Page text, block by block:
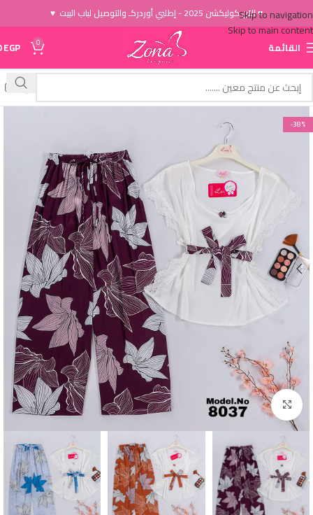
Skip to navigation
Skip to main content
♥ الاَن كوليكشن 2025 - إطلبي أوردركـ والتوصيل لباب البيت ♥
القائمة 0
EGP
-38%
Click to enlarge